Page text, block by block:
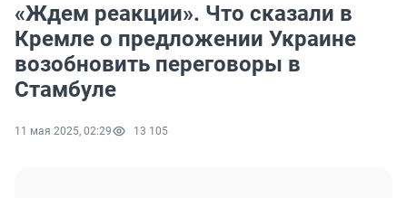
«Ждем реакции». Что сказали в
Кремле о предложении Украине
возобновить переговоры в
Стамбуле
11 мая 2025, 02:29 13 105